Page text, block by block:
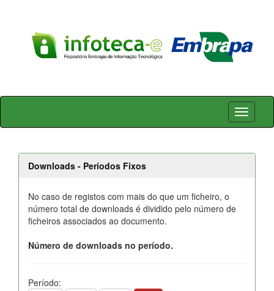
Skip
Downloads - Períodos Fixos
No caso de registos com mais do que um ficheiro, o
número total de downloads é dividido pelo número de
ficheiros associados ao documento.
Número de downloads no período.
Período: